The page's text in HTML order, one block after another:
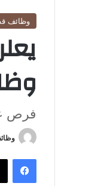
وظائف
فرص
فيسبوك